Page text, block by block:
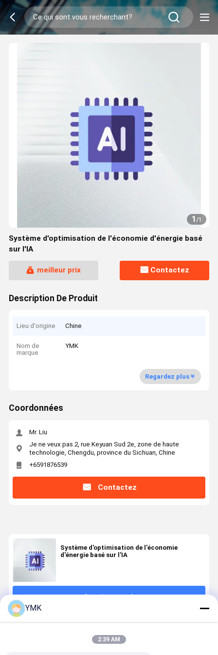
1/1
Système d'optimisation de l'économie d'énergie basé
sur l'IA
meilleur prix Contactez
Description De Produit
Lieu d'origine Chine
Nom de
marque
YMK
Regardez plus
Coordonnées
Mr. Liu
Je ne veux pas.2, rue Keyuan Sud 2e, zone de haute
technologie, Chengdu, province du Sichuan, Chine
+6591876539
Contactez
Système d'optimisation de l'économie
d'énergie basé sur l'IA
Continuer
YMK
2:39 AM